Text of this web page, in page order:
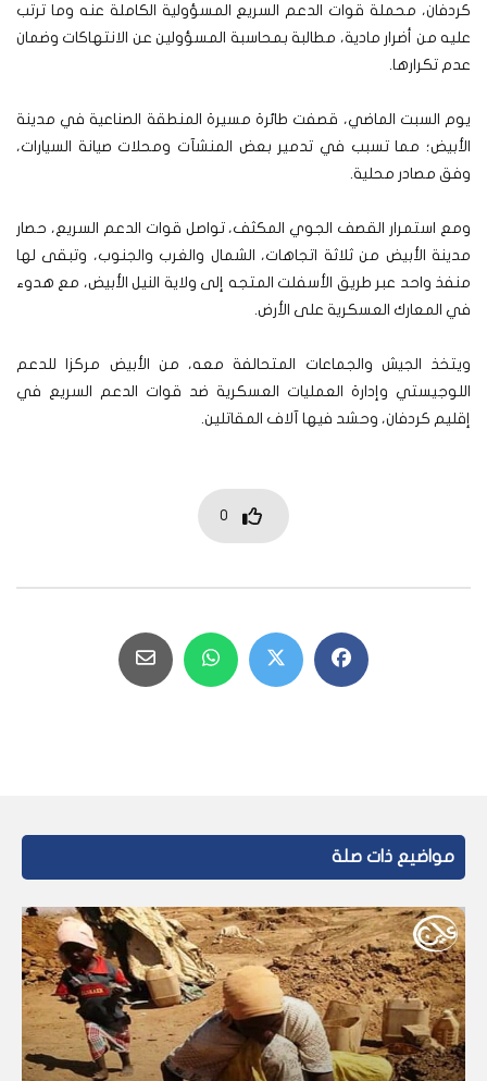
كردفان، محملة قوات الدعم السريع المسؤولية الكاملة عنه وما ترتب
عليه من أضرار مادية، مطالبة بمحاسبة المسؤولين عن الانتهاكات وضمان
عدم تكرارها.
يوم السبت الماضي، قصفت طائرة مسيرة المنطقة الصناعية في مدينة
الأبيض؛ مما تسبب في تدمير بعض المنشآت ومحلات صيانة السيارات،
وفق مصادر محلية.
ومع استمرار القصف الجوي المكثف، تواصل قوات الدعم السريع، حصار
مدينة الأبيض من ثلاثة اتجاهات، الشمال والغرب والجنوب، وتبقى لها
منفذ واحد عبر طريق الأسفلت المتجه إلى ولاية النيل الأبيض، مع هدوء
في المعارك العسكرية على الأرض.
ويتخذ الجيش والجماعات المتحالفة معه، من الأبيض مركزا للدعم
اللوجيستي وإدارة العمليات العسكرية ضد قوات الدعم السريع في
إقليم كردفان، وحشد فيها آلاف المقاتلين.
0
مواضيع ذات صلة